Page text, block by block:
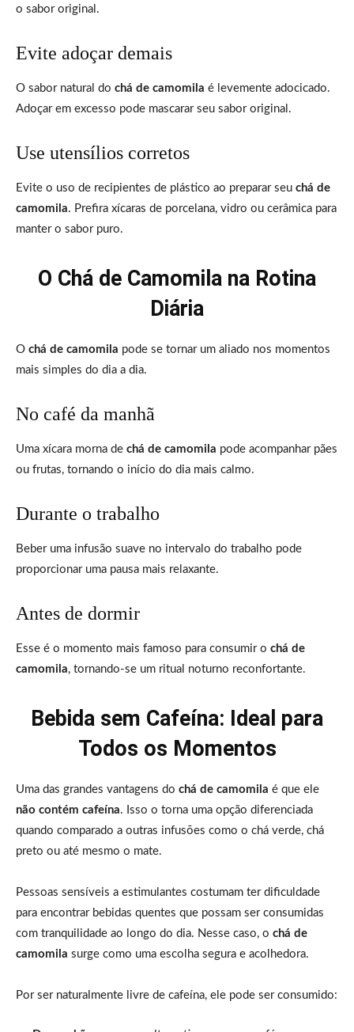
o sabor original.
Evite adoçar demais
O sabor natural do chá de camomila é levemente adocicado.
Adoçar em excesso pode mascarar seu sabor original.
Use utensílios corretos
Evite o uso de recipientes de plástico ao preparar seu chá de
camomila. Prefira xícaras de porcelana, vidro ou cerâmica para
manter o sabor puro.
O Chá de Camomila na Rotina
Diária
O chá de camomila pode se tornar um aliado nos momentos
mais simples do dia a dia.
No café da manhã
Uma xícara morna de chá de camomila pode acompanhar pães
ou frutas, tornando o início do dia mais calmo.
Durante o trabalho
Beber uma infusão suave no intervalo do trabalho pode
proporcionar uma pausa mais relaxante.
Antes de dormir
Esse é o momento mais famoso para consumir o chá de
camomila, tornando-se um ritual noturno reconfortante.
Bebida sem Cafeína: Ideal para
Todos os Momentos
Uma das grandes vantagens do chá de camomila é que ele
não contém cafeína. Isso o torna uma opção diferenciada
quando comparado a outras infusões como o chá verde, chá
preto ou até mesmo o mate.
Pessoas sensíveis a estimulantes costumam ter dificuldade
para encontrar bebidas quentes que possam ser consumidas
com tranquilidade ao longo do dia. Nesse caso, o chá de
camomila surge como uma escolha segura e acolhedora.
Por ser naturalmente livre de cafeína, ele pode ser consumido: